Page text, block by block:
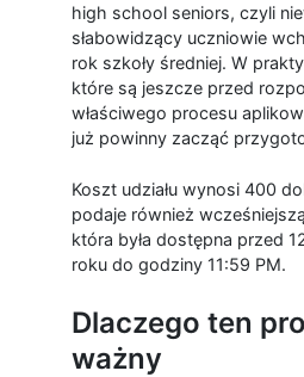
high school seniors, czyli
słabowidzący uczniowie
rok szkoły średniej. W
które są jeszcze przed
właściwego procesu
już powinny zacząć
Koszt udziału wynosi 400
podaje również
która była dostępna przed
roku do godziny 11:59 PM.
Dlaczego ten
ważny